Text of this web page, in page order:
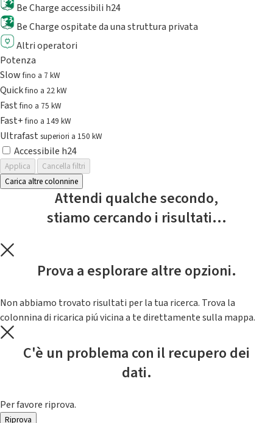
Be Charge accessibili h24
Be Charge ospitate da una struttura privata
Altri operatori
Potenza
Slowfino a 7 kW
Quickfino a 22 kW
Fastfino a 75 kW
Fast+fino a 149 kW
Ultrafast superiori a 150 kW
Accessibile h24
Applica
Cancella filtri
Carica altre colonnine
Attendi qualche secondo,
stiamo cercando i risultati...
Prova a esplorare altre opzioni.
Non abbiamo trovato risultati per la tua ricerca. Trova la
colonnina di ricarica piú vicina a te direttamente sulla mappa.
C'è un problema con il recupero dei
dati.
Per favore riprova.
Riprova